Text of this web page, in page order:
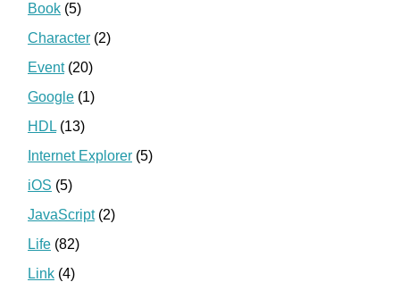
Book (5)
Character (2)
Event(20)
Google (1)
HDL (13)
Internet Explorer (5)
iOS (5)
JavaScript(2)
Life (82)
Link (4)